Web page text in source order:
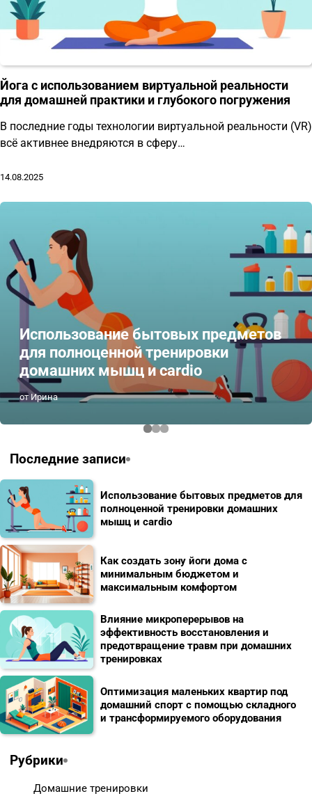
Йога с использованием виртуальной реальности
для домашней практики и глубокого погружения
В последние годы технологии виртуальной реальности (VR)
всё активнее внедряются в сферу…
14.08.2025
Использование бытовых предметов
для полноценной тренировки
домашних мышц и cardio
от Ирина
Последние записи
Использование бытовых предметов для
полноценной тренировки домашних
мышц и cardio
Как создать зону йоги дома с
минимальным бюджетом и
максимальным комфортом
Влияние микроперерывов на
эффективность восстановления и
предотвращение травм при домашних
тренировках
Оптимизация маленьких квартир под
домашний спорт с помощью складного
и трансформируемого оборудования
Рубрики
Домашние тренировки